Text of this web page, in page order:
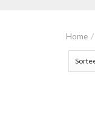
Home /